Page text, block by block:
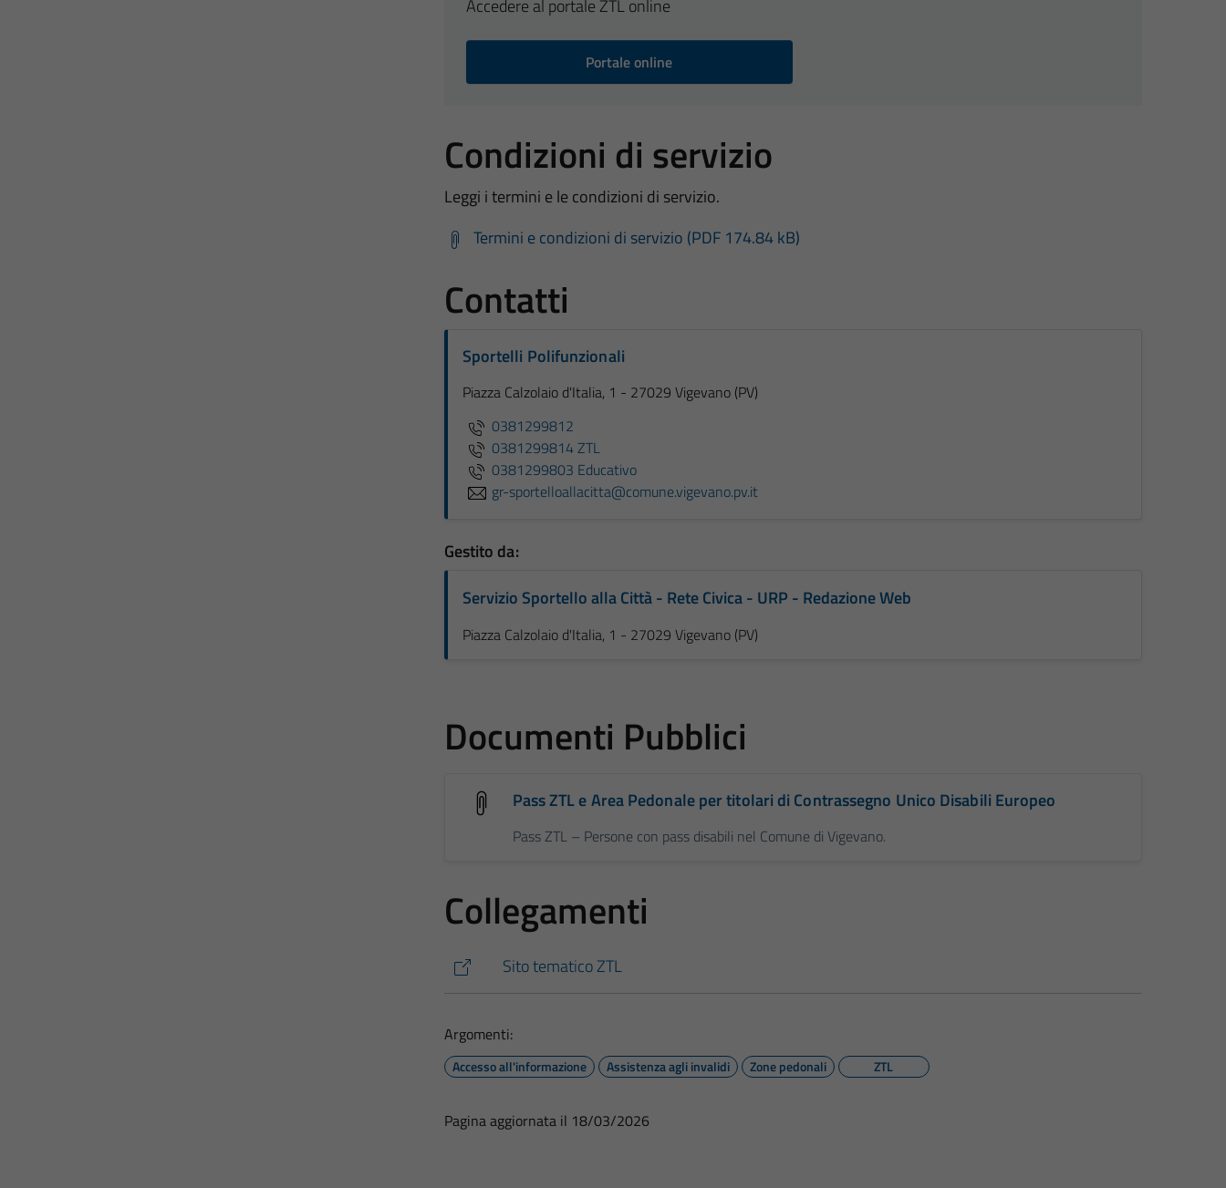
Accedere al portale ZTL online
Portale online
Condizioni di servizio
Leggi i termini e le condizioni di servizio.
Termini e condizioni di servizio (PDF 174.84 kB)
Contatti
Sportelli Polifunzionali
Piazza Calzolaio d'Italia, 1 - 27029 Vigevano (PV)
0381299812
0381299814 ZTL
0381299803 Educativo
gr-sportelloallacitta@comune.vigevano.pv.it
Gestito da:
Servizio Sportello alla Città - Rete Civica - URP - Redazione Web
Piazza Calzolaio d'Italia, 1 - 27029 Vigevano (PV)
Documenti Pubblici
Pass ZTL e Area Pedonale per titolari di Contrassegno Unico Disabili Europeo
Pass ZTL – Persone con pass disabili nel Comune di Vigevano.
Collegamenti
Sito tematico ZTL
Argomenti:
Accesso all'informazione Assistenza agli invalidi Zone pedonali ZTL
Pagina aggiornata il 18/03/2026